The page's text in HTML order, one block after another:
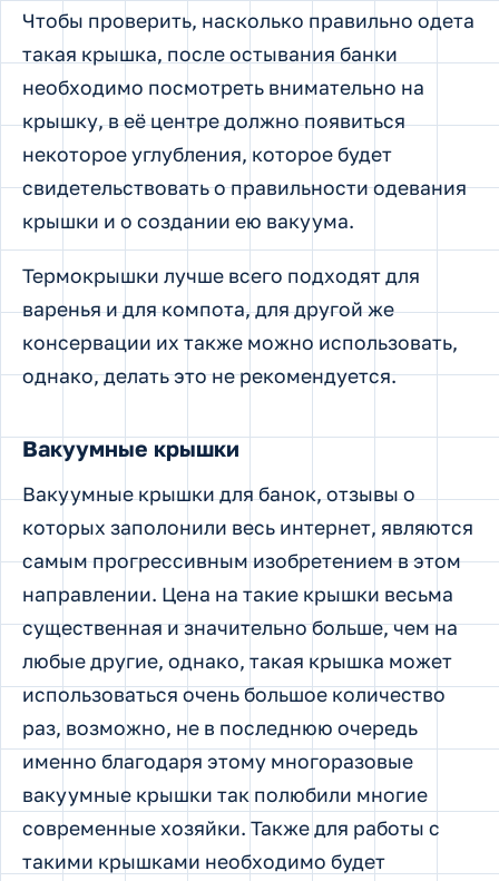
Чтобы проверить, насколько правильно одета
такая крышка, после остывания банки
необходимо посмотреть внимательно на
крышку, в её центре должно появиться
некоторое углубления, которое будет
свидетельствовать о правильности одевания
крышки и о создании ею вакуума.
Термокрышки лучше всего подходят для
варенья и для компота, для другой же
консервации их также можно использовать,
однако, делать это не рекомендуется.
Вакуумные крышки
Вакуумные крышки для банок, отзывы о
которых заполонили весь интернет, являются
самым прогрессивным изобретением в этом
направлении. Цена на такие крышки весьма
существенная и значительно больше, чем на
любые другие, однако, такая крышка может
использоваться очень большое количество
раз, возможно, не в последнюю очередь
именно благодаря этому многоразовые
вакуумные крышки так полюбили многие
современные хозяйки. Также для работы с
такими крышками необходимо будет